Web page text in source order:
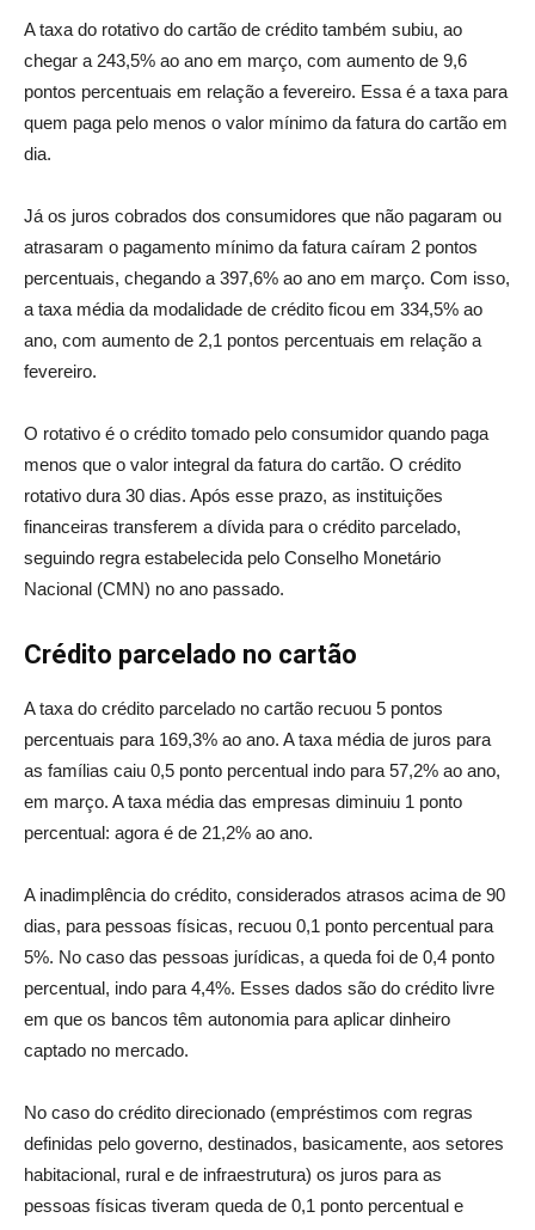
A taxa do rotativo do cartão de crédito também subiu, ao
chegar a 243,5% ao ano em março, com aumento de 9,6
pontos percentuais em relação a fevereiro. Essa é a taxa para
quem paga pelo menos o valor mínimo da fatura do cartão em
dia.
Já os juros cobrados dos consumidores que não pagaram ou
atrasaram o pagamento mínimo da fatura caíram 2 pontos
percentuais, chegando a 397,6% ao ano em março. Com isso,
a taxa média da modalidade de crédito ficou em 334,5% ao
ano, com aumento de 2,1 pontos percentuais em relação a
fevereiro.
O rotativo é o crédito tomado pelo consumidor quando paga
menos que o valor integral da fatura do cartão. O crédito
rotativo dura 30 dias. Após esse prazo, as instituições
financeiras transferem a dívida para o crédito parcelado,
seguindo regra estabelecida pelo Conselho Monetário
Nacional (CMN) no ano passado.
Crédito parcelado no cartão
A taxa do crédito parcelado no cartão recuou 5 pontos
percentuais para 169,3% ao ano. A taxa média de juros para
as famílias caiu 0,5 ponto percentual indo para 57,2% ao ano,
em março. A taxa média das empresas diminuiu 1 ponto
percentual: agora é de 21,2% ao ano.
A inadimplência do crédito, considerados atrasos acima de 90
dias, para pessoas físicas, recuou 0,1 ponto percentual para
5%. No caso das pessoas jurídicas, a queda foi de 0,4 ponto
percentual, indo para 4,4%. Esses dados são do crédito livre
em que os bancos têm autonomia para aplicar dinheiro
captado no mercado.
No caso do crédito direcionado (empréstimos com regras
definidas pelo governo, destinados, basicamente, aos setores
habitacional, rural e de infraestrutura) os juros para as
pessoas físicas tiveram queda de 0,1 ponto percentual e